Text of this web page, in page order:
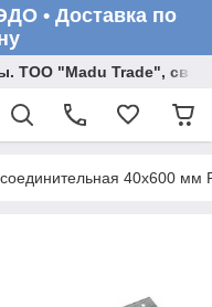
• Доставка по
ТОО "Madu Trade",
40х600 мм